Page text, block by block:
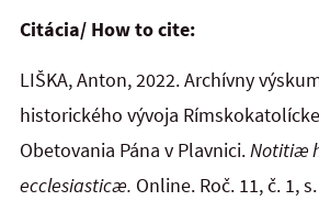
Citácia/ How to cite:
LIŠKA, Anton, 2022. Archívny
historického vývoja
Obetovania Pána v Plavnici.Notitiæ
ecclesiasticæ. Online. Roč. 11, č. 1,